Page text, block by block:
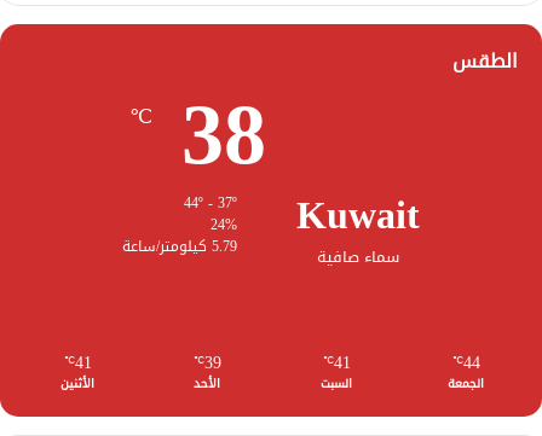
الطقس
Kuwait
سماء صافية
38
℃
24%
5.79 كيلومتر/ساعة
44
℃
الجمعة
41
℃
السبت
39
℃
الأحد
41
℃
الأثنين